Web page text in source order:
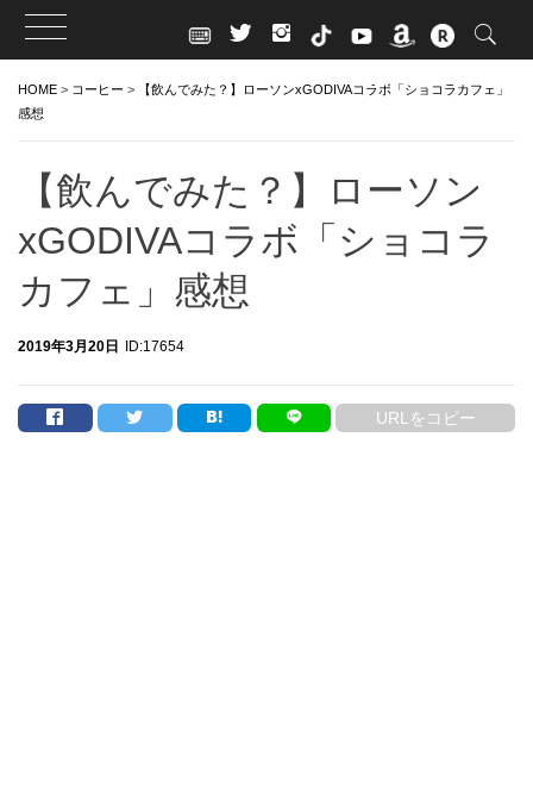
HOME > コーヒー >
【飲んでみた？】ローソンxGODIVAコラボ「ショコラカフェ」
感想
【飲んでみた？】ローソン
xGODIVAコラボ「ショコラ
カフェ」感想
2019年3月20日 ID:17654
URLをコピー